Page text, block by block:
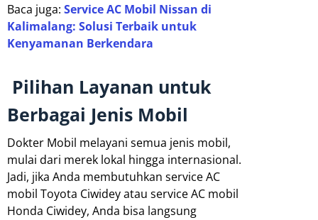
Baca juga: Service AC Mobil Nissan di
Kalimalang: Solusi Terbaik untuk
Kenyamanan Berkendara
Pilihan Layanan untuk
Berbagai Jenis Mobil
Dokter Mobil melayani semua jenis mobil,
mulai dari merek lokal hingga internasional.
Jadi, jika Anda membutuhkan service AC
mobil Toyota Ciwidey atau service AC mobil
Honda Ciwidey, Anda bisa langsung